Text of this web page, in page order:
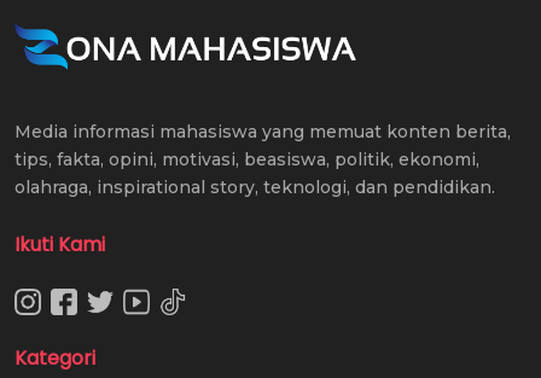
Media informasi mahasiswa yang memuat konten berita,
tips, fakta, opini, motivasi, beasiswa, politik, ekonomi,
olahraga, inspirational story, teknologi, dan pendidikan.
Ikuti Kami
Kategori